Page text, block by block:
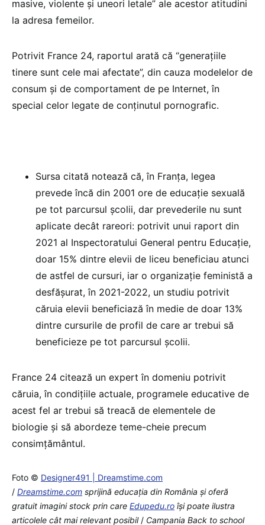
masive, violente și uneori letale” ale acestor atitudini
la adresa femeilor.
Potrivit France 24, raportul arată că “generațiile
tinere sunt cele mai afectate”, din cauza modelelor de
consum și de comportament de pe Internet, în
special celor legate de conținutul pornografic.
Sursa citată notează că, în Franța, legea
prevede încă din 2001 ore de educație sexuală
pe tot parcursul școlii, dar prevederile nu sunt
aplicate decât rareori: potrivit unui raport din
2021 al Inspectoratului General pentru Educație,
doar 15% dintre elevii de liceu beneficiau atunci
de astfel de cursuri, iar o organizație feministă a
desfășurat, în 2021-2022, un studiu potrivit
căruia elevii beneficiază în medie de doar 13%
dintre cursurile de profil de care ar trebui să
beneficieze pe tot parcursul școlii.
France 24 citează un expert în domeniu potrivit
căruia, în condițiile actuale, programele educative de
acest fel ar trebui să treacă de elementele de
biologie și să abordeze teme-cheie precum
consimțământul.
Foto © Designer491 | Dreamstime.com
/ Dreamstime.com sprijină educaţia din România şi oferă
gratuit imagini stock prin care Edupedu.ro îşi poate ilustra
articolele cât mai relevant posibil/ Campania Back to school